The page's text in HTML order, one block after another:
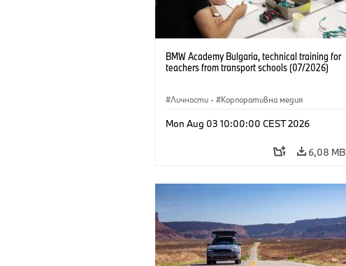
BMW Academy Bulgaria, technical training for
teachers from transport schools (07/2026)
Личности · Корпоративна медия
Mon Aug 03 10:00:00 CEST 2026
6,08 MB